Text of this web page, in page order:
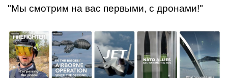
"Мы смотрим на вас первыми, с дронами!"